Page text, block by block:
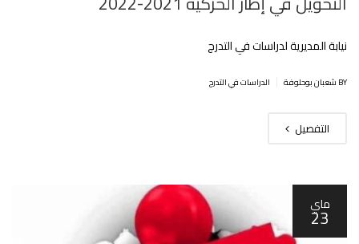
نيابة المديرية لدراسات في التدرج
BY شعبان بوحلوفة الدراسات في التدرج
التفصيل
ماي
23